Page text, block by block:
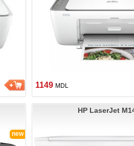
1149 MDL
new
HP LaserJet